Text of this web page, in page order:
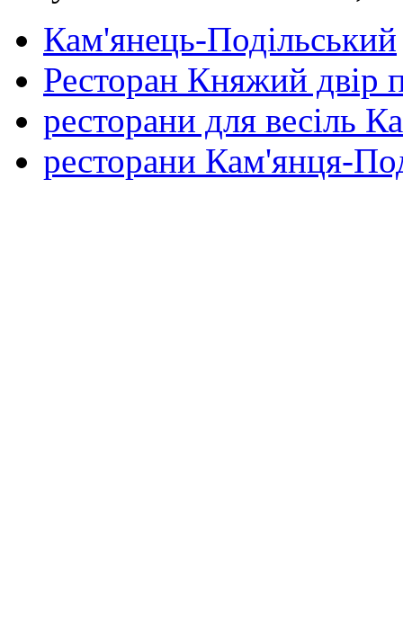
Кам'янець-Подільський
Ресторан Княжий двір
ресторани для весіль
ресторани Кам'янця-